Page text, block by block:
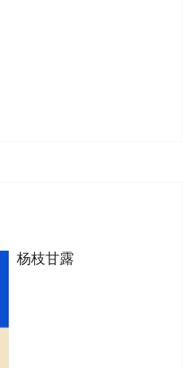
杨枝甘露